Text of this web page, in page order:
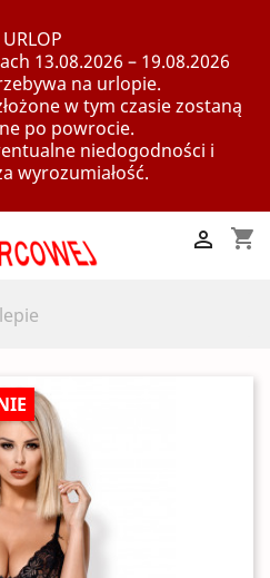
13.08.2026 – 19.08.2026
na urlopie.
w tym czasie zostaną
po powrocie.
niedogodności i
wyrozumiałość.
shopping_cart
